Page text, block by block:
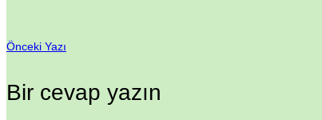
Önceki Yazı
Bir cevap yazın